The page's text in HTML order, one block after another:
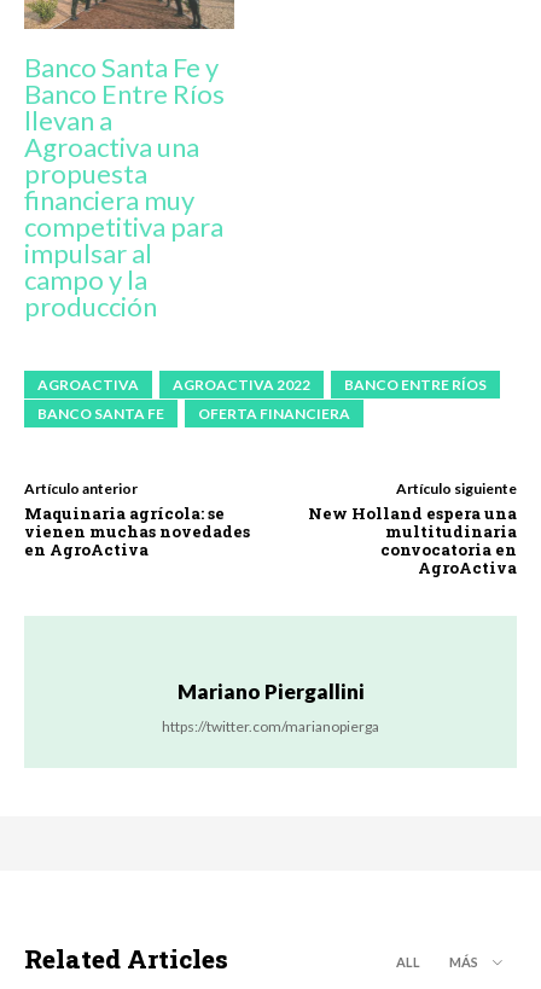
Banco Santa Fe y
Banco Entre Ríos
llevan a
Agroactiva una
propuesta
financiera muy
competitiva para
impulsar al
campo y la
producción
AGROACTIVA AGROACTIVA 2022
BANCO ENTRE RÍOS
BANCO SANTA FE
OFERTA FINANCIERA
Artículo anterior
Maquinaria agrícola: se
vienen muchas novedades
en AgroActiva
Artículo siguiente
New Holland espera una
multitudinaria
convocatoria en
AgroActiva
Mariano Piergallini
https://twitter.com/marianopierga
Related Articles ALL MÁS